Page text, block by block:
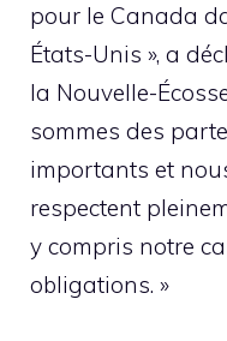
pour le Canada
États-Unis », a
la Nouvelle-
sommes des
importants et
respectent
y compris notre
obligations. »